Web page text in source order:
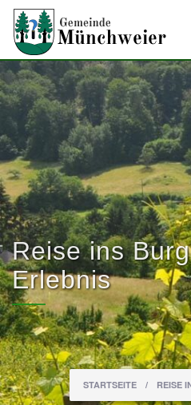
Direkt zum Inhalt
. Reise ins
Erlebnis
Sie sind hier
STARTSEITE / REISE